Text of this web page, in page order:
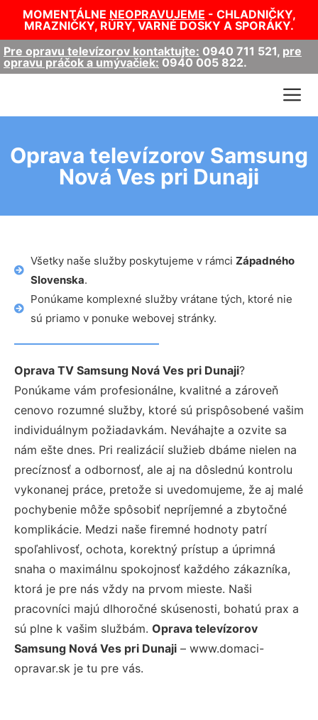
MOMENTÁLNE NEOPRAVUJEME - CHLADNIČKY,
MRAZNIČKY, RÚRY, VARNÉ DOSKY A SPORÁKY.
Pre opravu televízorov kontaktujte: 0940 711 521, pre
opravu práčok a umývačiek: 0940 005 822.
Oprava televízorov Samsung
Nová Ves pri Dunaji
Všetky naše služby poskytujeme v rámci Západného
Slovenska.
Ponúkame komplexné služby vrátane tých, ktoré nie
sú priamo v ponuke webovej stránky.
Oprava TV Samsung Nová Ves pri Dunaji?
Ponúkame vám profesionálne, kvalitné a zároveň
cenovo rozumné služby, ktoré sú prispôsobené vašim
individuálnym požiadavkám. Neváhajte a ozvite sa
nám ešte dnes. Pri realizácií služieb dbáme nielen na
precíznosť a odbornosť, ale aj na dôslednú kontrolu
vykonanej práce, pretože si uvedomujeme, že aj malé
pochybenie môže spôsobiť nepríjemné a zbytočné
komplikácie. Medzi naše firemné hodnoty patrí
spoľahlivosť, ochota, korektný prístup a úprimná
snaha o maximálnu spokojnosť každého zákazníka,
ktorá je pre nás vždy na prvom mieste. Naši
pracovníci majú dlhoročné skúsenosti, bohatú prax a
sú plne k vašim službám. Oprava televízorov
Samsung Nová Ves pri Dunaji – www.domaci-
opravar.sk je tu pre vás.